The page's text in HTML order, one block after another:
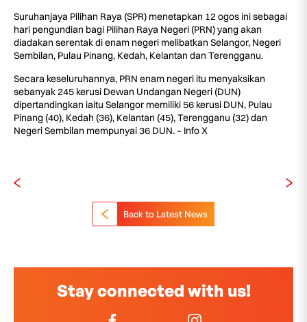
Suruhanjaya Pilihan Raya (SPR) menetapkan 12 ogos ini sebagai
hari pengundian bagi Pilihan Raya Negeri (PRN) yang akan
diadakan serentak di enam negeri melibatkan Selangor, Negeri
Sembilan, Pulau Pinang, Kedah, Kelantan dan Terengganu.
Secara keseluruhannya, PRN enam negeri itu menyaksikan
sebanyak 245 kerusi Dewan Undangan Negeri (DUN)
dipertandingkan iaitu Selangor memiliki 56 kerusi DUN, Pulau
Pinang (40), Kedah (36), Kelantan (45), Terengganu (32) dan
Negeri Sembilan mempunyai 36 DUN. – Info X
Back to Latest News
Stay connected with us!